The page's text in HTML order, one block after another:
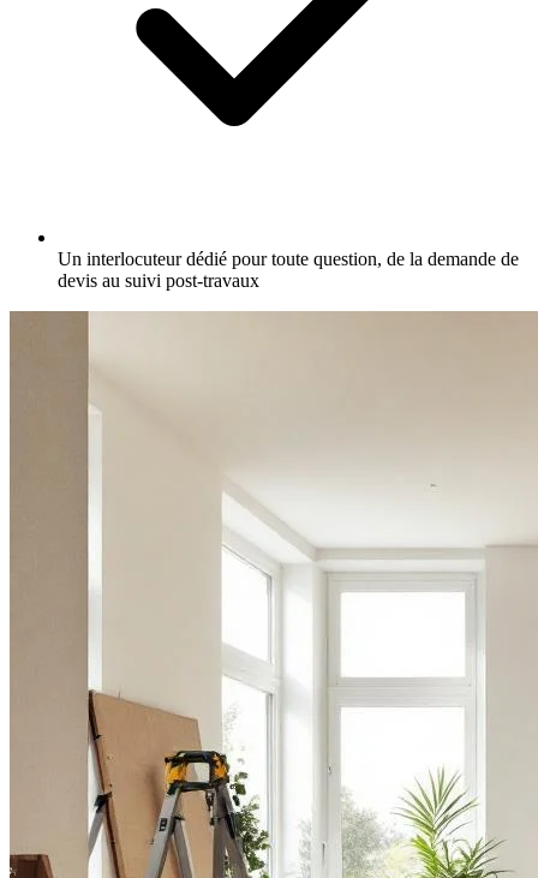
Un interlocuteur dédié pour toute question, de la demande de
devis au suivi post-travaux